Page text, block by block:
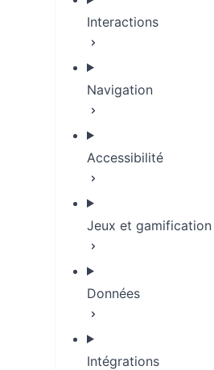
Interactions
Navigation
Accessibilité
Jeux et gamification
Données
Intégrations